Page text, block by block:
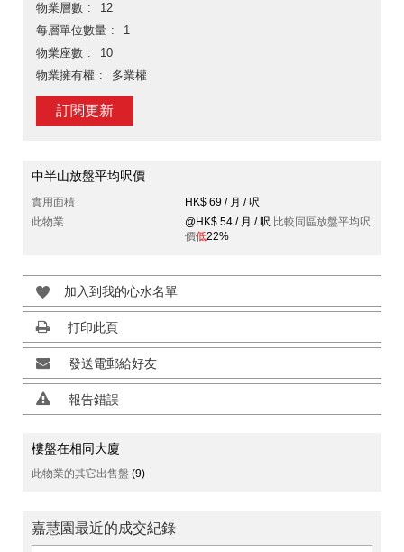
物業層數
12
每層單位數量
1
物業座數
10
物業擁有權
多業權
訂閱更新
中半山放盤平均呎價
實用面積
HK$ 69 / 月 / 呎
此物業
@HK$ 54 / 月 / 呎 比較同區放盤平均呎
價低22%
加入到我的心水名單
打印此頁
發送電郵給好友
報告錯誤
樓盤在相同大廈
此物業的其它出售盤 (9)
嘉慧園最近的成交紀錄